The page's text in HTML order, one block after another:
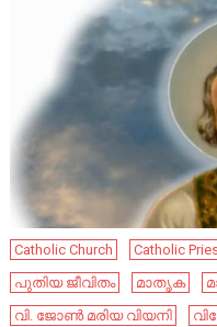
Catholic Church Catholic
പുതിയ ജീവിതം
മാതൃക
വി. ജോൺ മരിയ വിയനി